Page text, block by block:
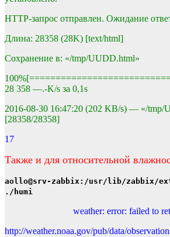
HTTP-запрос отправлен. Ожидание
Длина: 28358 (28K) [text/html]
Сохранение в: «/tmp/UUDD.html»
28 358 —.-K/s за 0,1s
2016-08-30 16:47:20 (202 KB/s) — «/tmp/
[28358/28358]
17
Также и для относительной
aollo@srv-zabbix:/usr/lib/zabbix/
./humi
weather: error: failed to
http://weather.noaa.gov/pub/data/